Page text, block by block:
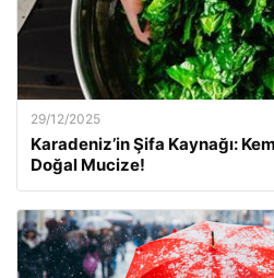
29/12/2025
Karadeniz’in Şifa Kaynağı:
Doğal Mucize!